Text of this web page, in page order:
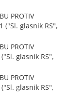
PROTIV
("Sl. glasnik RS",
PROTIV
("Sl. glasnik RS",
PROTIV
("Sl. glasnik RS",